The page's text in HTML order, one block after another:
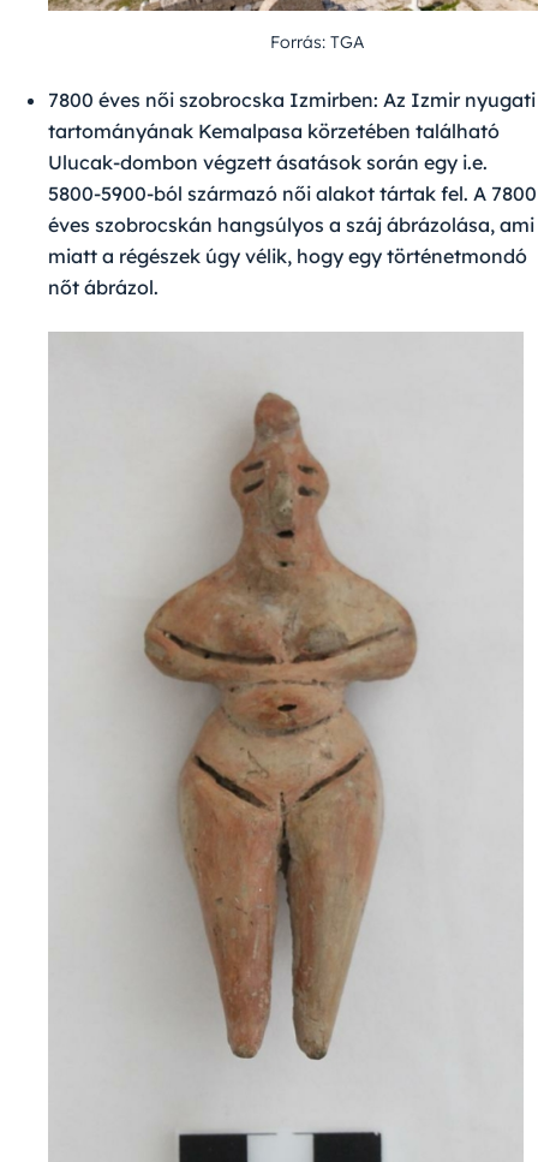
Forrás: TGA
7800 éves női szobrocska Izmirben: Az Izmir nyugati
tartományának Kemalpasa körzetében található
Ulucak-dombon végzett ásatások során egy i.e.
5800-5900-ból származó női alakot tártak fel. A 7800
éves szobrocskán hangsúlyos a száj ábrázolása, ami
miatt a régészek úgy vélik, hogy egy történetmondó
nőt ábrázol.